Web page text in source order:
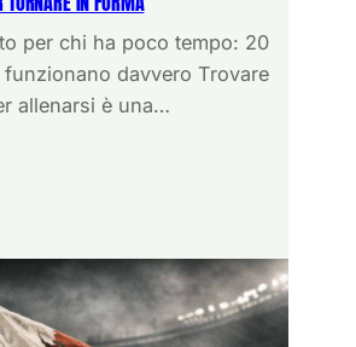
per chi ha poco tempo: 20
davvero Trovare
allenarsi è una…